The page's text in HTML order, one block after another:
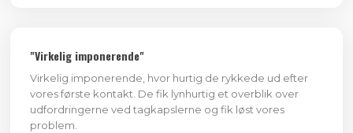
"Virkelig imponerende"
Virkelig imponerende, hvor hurtig de rykkede ud efter
vores første kontakt. De fik lynhurtig et overblik over
udfordringerne ved tagkapslerne og fik løst vores
problem.